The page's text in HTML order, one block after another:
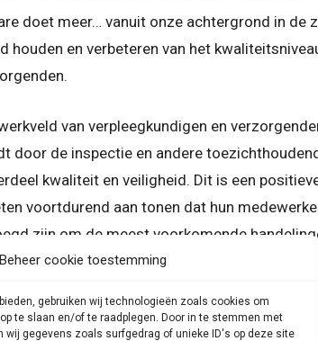
Beheer cookie toestemming
gebruiken wij technologieën zoals cookies om
te slaan en/of te raadplegen. Door in te stemmen met
wij gegevens zoals surfgedrag of unieke ID's op deze site
doet meer… vanuit onze achtergrond in de
houden en verbeteren van het
van verpleegkundigen en
door de inspectie en andere
kwaliteit en veiligheid. Dit is een
voortdurend aan tonen dat hun
zijn om de meest voorkomende
Boeken